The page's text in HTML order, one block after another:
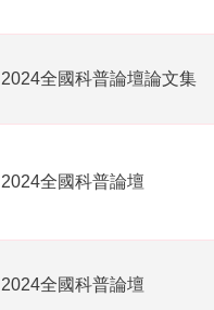
2024全國科普論壇論文集
2024全國科普論壇
2024全國科普論壇